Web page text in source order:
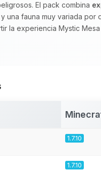
El pack combina
una fauna muy variada
la experiencia Mystic
1.7.10
1.7.10